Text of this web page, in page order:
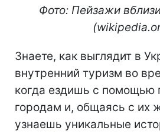
Фото: Пейзажи
(
Знаете, как выглядит в
внутренний туризм во
когда ездишь с помощью
городам и, общаясь с их
узнаешь уникальные